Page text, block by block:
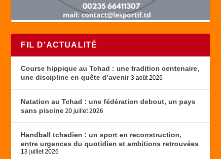
FIL D’ACTUALITÉ
Course hippique au Tchad : une tradition centenaire,
une discipline en quête d’avenir 3 août 2026
Natation au Tchad : une fédération debout, un pays
sans piscine 20 juillet 2026
Handball tchadien : un sport en reconstruction,
entre urgences du quotidien et ambitions retrouvées
13 juillet 2026